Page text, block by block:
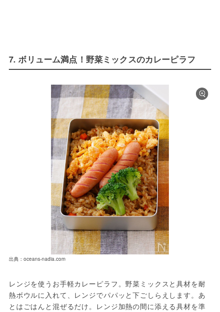
7. ボリューム満点！野菜ミックスのカレーピラフ
出典：oceans-nadia.com
レンジを使うお手軽カレーピラフ。野菜ミックスと具材を耐
熱ボウルに入れて、レンジでパパッと下ごしらえします。あ
とはごはんと混ぜるだけ。レンジ加熱の間に添える具材を準